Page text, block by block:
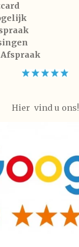
Hier vind u ons!